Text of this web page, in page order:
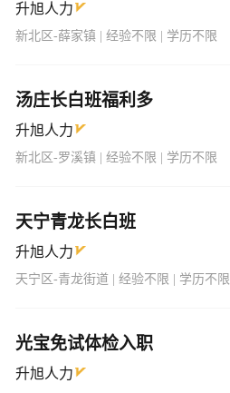
升旭人力
新北区-薛家镇 | 经验不限 | 学历不限
汤庄长白班福利多
升旭人力
新北区-罗溪镇 | 经验不限 | 学历不限
天宁青龙长白班
升旭人力
天宁区-青龙街道 | 经验不限 | 学历不限
光宝免试体检入职
升旭人力